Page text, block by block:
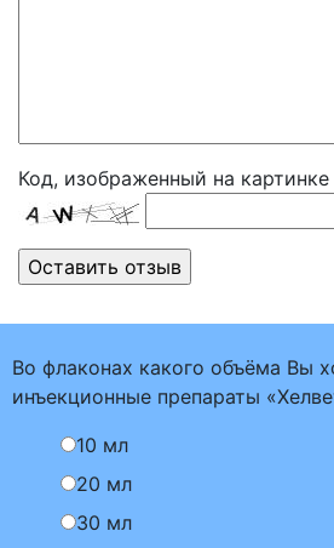
Код, изображенный на
Во флаконах какого объёма Вы
инъекционные препараты
10 мл
20 мл
30 мл